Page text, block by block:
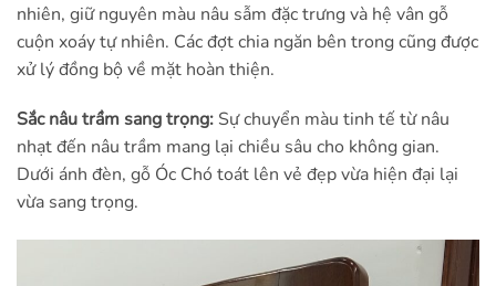
nhiên, giữ nguyên màu nâu sẫm đặc trưng và hệ vân gỗ
cuộn xoáy tự nhiên. Các đợt chia ngăn bên trong cũng được
xử lý đồng bộ về mặt hoàn thiện.
Sắc nâu trầm sang trọng: Sự chuyển màu tinh tế từ nâu
nhạt đến nâu trầm mang lại chiều sâu cho không gian.
Dưới ánh đèn, gỗ Óc Chó toát lên vẻ đẹp vừa hiện đại lại
vừa sang trọng.